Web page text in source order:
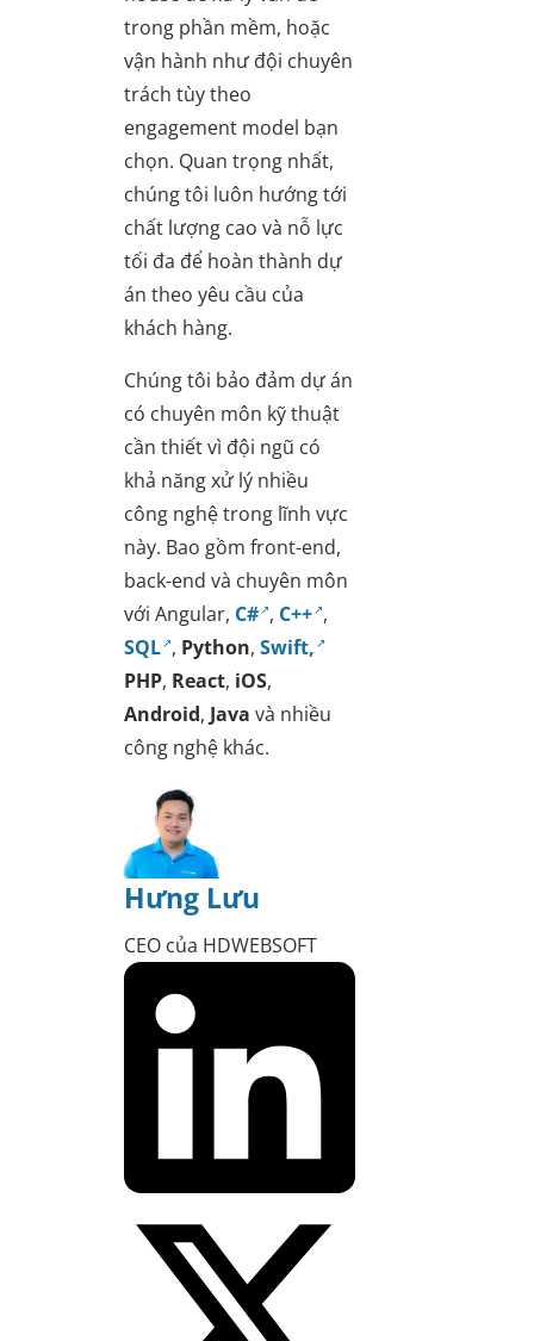
trong phần mềm, hoặc
vận hành như đội chuyên
trách tùy theo
engagement model bạn
chọn. Quan trọng nhất,
chúng tôi luôn hướng tới
chất lượng cao và nỗ lực
tối đa để hoàn thành dự
án theo yêu cầu của
khách hàng.
Chúng tôi bảo đảm dự án
có chuyên môn kỹ thuật
cần thiết vì đội ngũ có
khả năng xử lý nhiều
công nghệ trong lĩnh vực
này. Bao gồm front-end,
back-end và chuyên môn
với Angular, C# , C++ ,
SQL , Python,Swift,
PHP, React, iOS,
Android, Java và nhiều
công nghệ khác.
Hưng Lưu
CEO của HDWEBSOFT